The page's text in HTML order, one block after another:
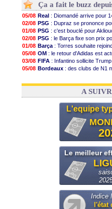
Ça a fait le buzz
05/08 Real : Diomandé arrive pour
02/08 PSG : Dupraz se prononce
01/08 PSG : c'est bouclé pour
02/08 PSG : le Barça fixe son prix
01/08 Barça : Torres souhaite
05/08 OM : le retour d'Adidas est
03/08 FIFA : Infantino sollicite Trump
05/08 Bordeaux : des clubs de N1
03/08 Real: le démenti de Leipzig
A
L'equipe
Le meilleur
Indice
l'état